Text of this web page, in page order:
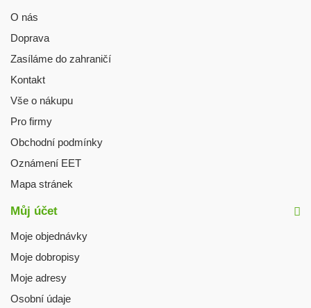
O nás
Doprava
Zasíláme do zahraničí
Kontakt
Vše o nákupu
Pro firmy
Obchodní podmínky
Oznámení EET
Mapa stránek
Můj účet
Moje objednávky
Moje dobropisy
Moje adresy
Osobní údaje